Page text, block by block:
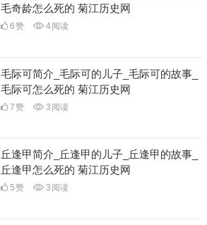
毛奇龄怎么死的 菊江历史网
6赞 4阅读
毛际可简介_毛际可的儿子_毛际可的故事_
毛际可怎么死的 菊江历史网
7赞 3 阅读
丘逢甲简介_丘逢甲的儿子_丘逢甲的故事_
丘逢甲怎么死的 菊江历史网
5赞 3 阅读